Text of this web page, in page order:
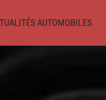
AUTOMOBILES